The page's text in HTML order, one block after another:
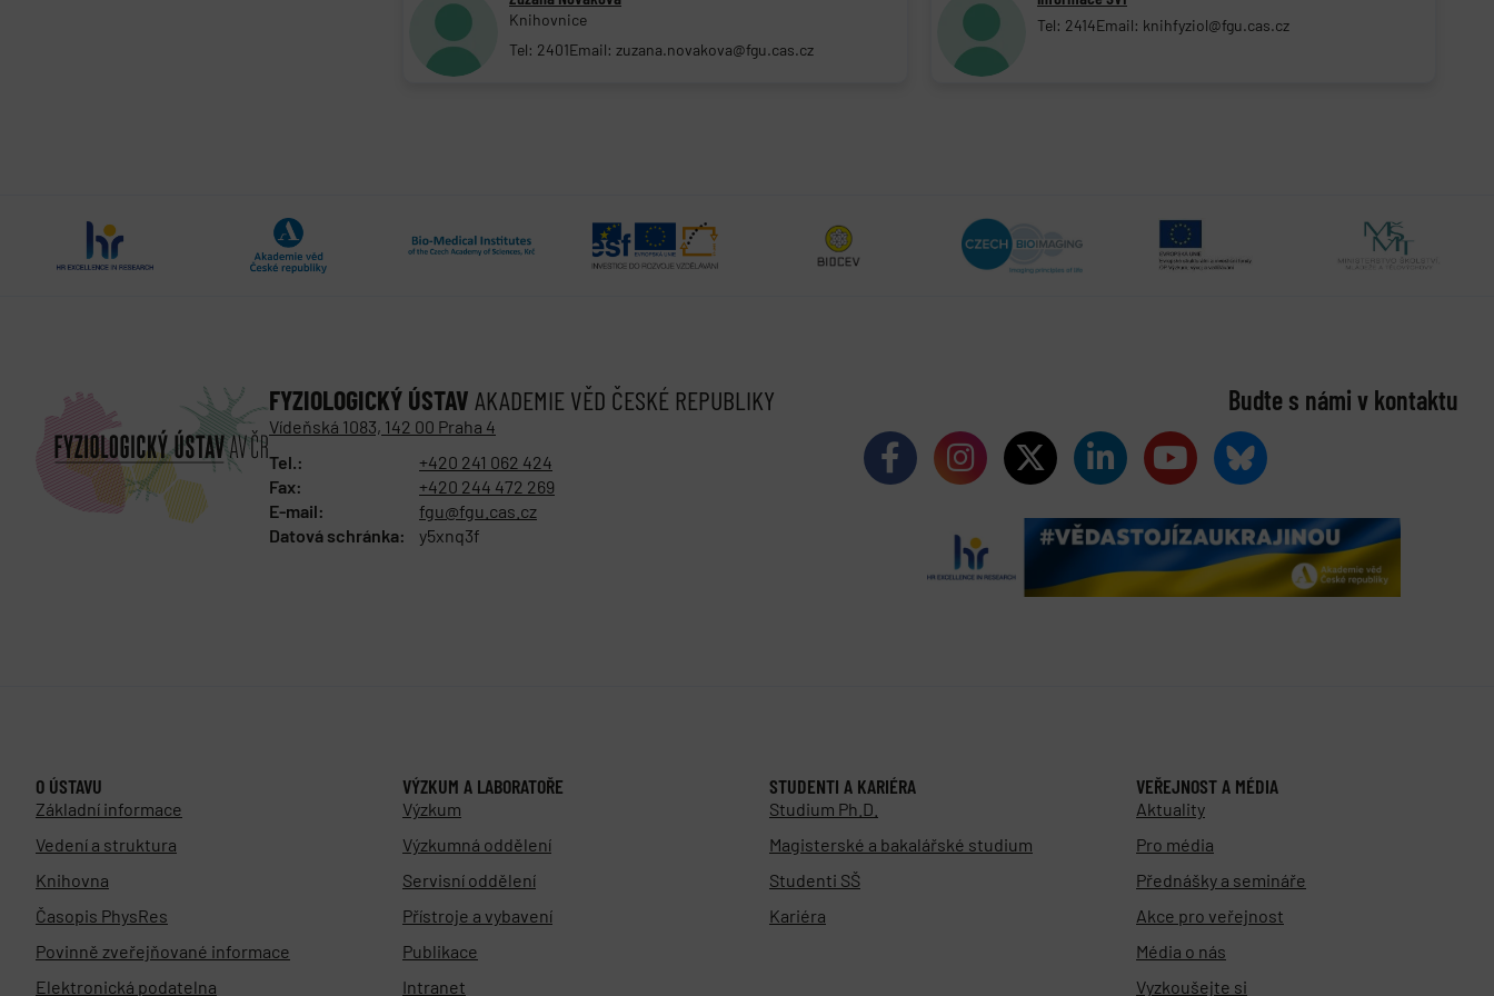
Knihovnice
Tel: 2401Email: zuzana.novakova@fgu.cas.cz
Tel: 2414Email: knihfyziol@fgu.cas.cz
FYZIOLOGICKÝ ÚSTAV AKADEMIE VĚD ČESKÉ REPUBLIKY
Vídeňská 1083, 142 00 Praha 4
Tel.:
+420 241 062 424
Fax:
+420 244 472 269
E-mail:
fgu@fgu.cas.cz
Datová schránka:
y5xnq3f
Buďte s námi v kontaktu
O ÚSTAVU
Základní informace
Vedení a struktura
Knihovna
Časopis PhysRes
Povinně zveřejňované informace
Elektronická podatelna
VÝZKUM A LABORATOŘE
Výzkum
Výzkumná oddělení
Servisní oddělení
Přístroje a vybavení
Publikace
Intranet
STUDENTI A KARIÉRA
Studium Ph.D.
Magisterské a bakalářské studium
Studenti SŠ
Kariéra
VEŘEJNOST A MÉDIA
Aktuality
Pro média
Přednášky a semináře
Akce pro veřejnost
Média o nás
Vyzkoušejte si